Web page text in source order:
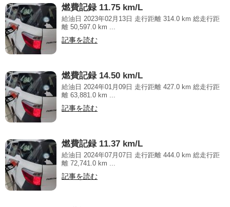
燃費記録 11.75 km/L
給油日 2023年02月13日 走行距離 314.0 km 総走行距
離 50,597.0 km ...
記事を読む
燃費記録 14.50 km/L
給油日 2024年01月09日 走行距離 427.0 km 総走行距
離 63,881.0 km ...
記事を読む
燃費記録 11.37 km/L
給油日 2024年07月07日 走行距離 444.0 km 総走行距
離 72,741.0 km ...
記事を読む